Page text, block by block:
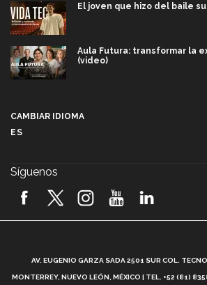
El joven que hizo del baile
Aula Futura: transformar la
(video)
2026! (video)
¿Cómo es el Modelo
CAMBIAR IDIOMA
ES
Síguenos
AV. EUGENIO GARZA SADA 2501 SUR COL.
MONTERREY, NUEVO LEÓN, MÉXICO | TEL. +52 (81)